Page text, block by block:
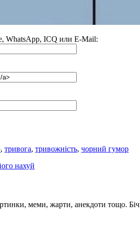
WhatsApp, ICQ или E-Mail:
, тривога, тривожність, чорний гумор
нахуй
меми, жарти, анекдоти тощо.